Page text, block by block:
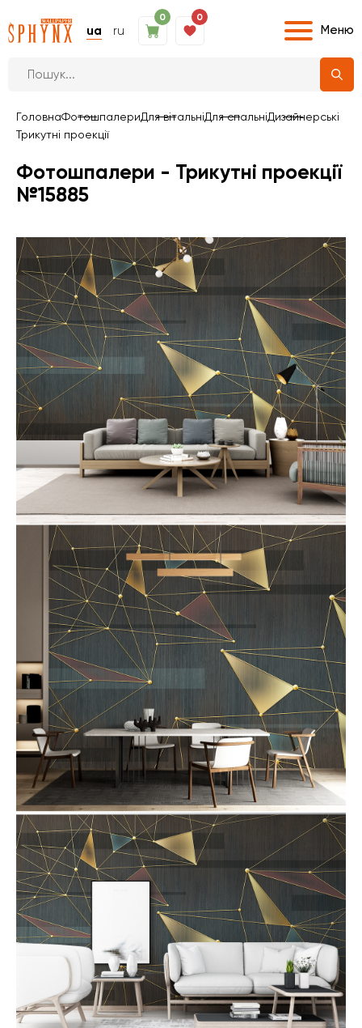
ua ru
0 0
Меню
ГоловнаФотошпалериДля вітальніДля спальніДизайнерські
Трикутні проекції
Фотошпалери - Трикутні проекції
№15885